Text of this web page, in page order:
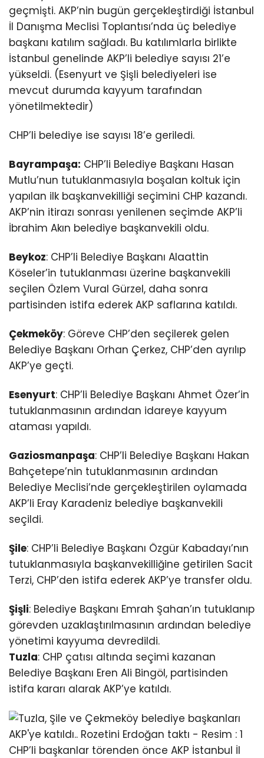
geçmişti. AKP’nin bugün gerçekleştirdiği İstanbul
İl Danışma Meclisi Toplantısı’nda üç belediye
başkanı katılım sağladı. Bu katılımlarla birlikte
İstanbul genelinde AKP’li belediye sayısı 21’e
yükseldi. (Esenyurt ve Şişli belediyeleri ise
mevcut durumda kayyum tarafından
yönetilmektedir)
CHP’li belediye ise sayısı 18’e geriledi.
Bayrampaşa: CHP’li Belediye Başkanı Hasan
Mutlu’nun tutuklanmasıyla boşalan koltuk için
yapılan ilk başkanvekilliği seçimini CHP kazandı.
AKP’nin itirazı sonrası yenilenen seçimde AKP’li
İbrahim Akın belediye başkanvekili oldu.
Beykoz: CHP’li Belediye Başkanı Alaattin
Köseler’in tutuklanması üzerine başkanvekili
seçilen Özlem Vural Gürzel, daha sonra
partisinden istifa ederek AKP saflarına katıldı.
Çekmeköy: Göreve CHP’den seçilerek gelen
Belediye Başkanı Orhan Çerkez, CHP’den ayrılıp
AKP’ye geçti.
Esenyurt: CHP’li Belediye Başkanı Ahmet Özer’in
tutuklanmasının ardından idareye kayyum
ataması yapıldı.
Gaziosmanpaşa: CHP’li Belediye Başkanı Hakan
Bahçetepe’nin tutuklanmasının ardından
Belediye Meclisi’nde gerçekleştirilen oylamada
AKP’li Eray Karadeniz belediye başkanvekili
seçildi.
Şile: CHP’li Belediye Başkanı Özgür Kabadayı’nın
tutuklanmasıyla başkanvekilliğine getirilen Sacit
Terzi, CHP’den istifa ederek AKP’ye transfer oldu.
Şişli: Belediye Başkanı Emrah Şahan’ın tutuklanıp
görevden uzaklaştırılmasının ardından belediye
yönetimi kayyuma devredildi.
Tuzla: CHP çatısı altında seçimi kazanan
Belediye Başkanı Eren Ali Bingöl, partisinden
istifa kararı alarak AKP’ye katıldı.
CHP’li başkanlar törenden önce AKP İstanbul İl